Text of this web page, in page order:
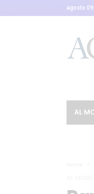
agosto
AL